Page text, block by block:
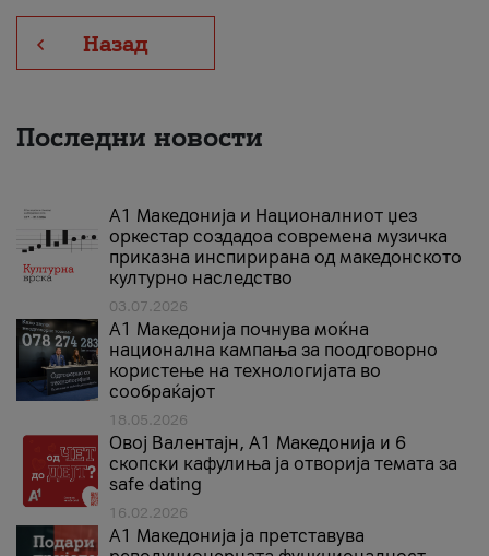
Назад
Последни новости
А1 Македонија и Националниот џез
оркестар создадоа современа музичка
приказна инспирирана од македонското
културно наследство
03.07.2026
A1 Македонија почнува моќна
национална кампања за поодговорно
користење на технологијата во
сообраќајот
18.05.2026
Овој Валентајн, A1 Македонија и 6
скопски кафулиња ја отворија темата за
safe dating
16.02.2026
А1 Македонија ја претставува